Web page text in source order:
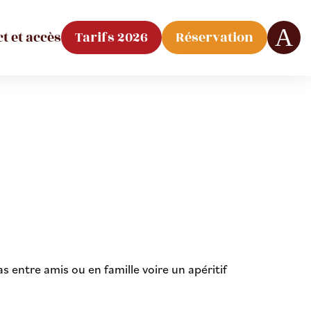
et accès Tarifs 2026
Réservation
entre amis ou en famille voire un apéritif